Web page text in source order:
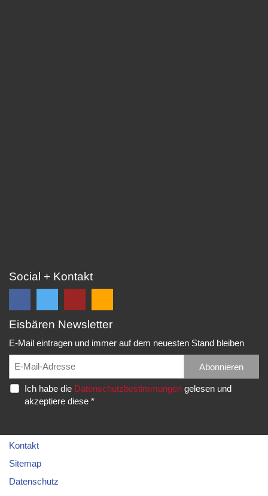
Social + Kontakt
Folge
auf
Facebook
und
erhalte
die
Folge
auf
Twitter
und
erhalte
die
EC
Eppelheim
Rudolf-
Diesel-
Str.
Eppelheim
Falls
unsere
Spielberichte,
etc.
Eisbären Newsletter
E-Mail eintragen und immer auf dem neuesten Stand bleiben
Abonnieren
Ich habe die Datenschutzbestimmungengelesen und
akzeptiere diese *
Kontakt
Sitemap
Datenschutz